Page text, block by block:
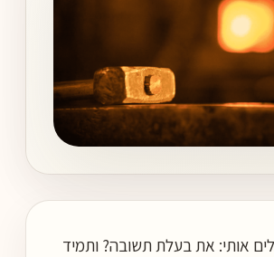
אותי: את בעלת תשובה? ותמיד